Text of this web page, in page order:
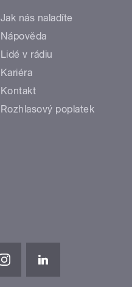
Jak nás naladíte
Nápověda
Lidé v rádiu
Kariéra
Kontakt
Rozhlasový poplatek